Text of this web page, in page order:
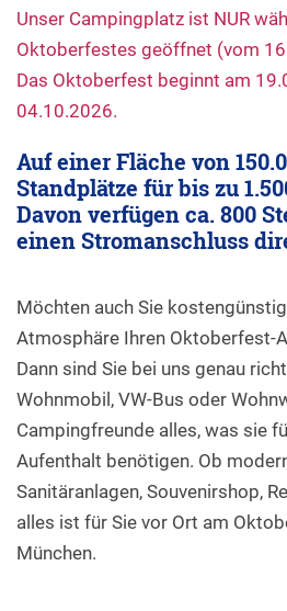
Unser Campingplatz ist NUR
Oktoberfestes geöffnet (vom
Das Oktoberfest beginnt am
04.10.2026.
Auf einer Fläche von
Standplätze für bis zu
Davon verfügen ca. 800
einen Stromanschluss
Möchten auch Sie
Atmosphäre Ihren Oktoberfest-
Dann sind Sie bei uns genau
Wohnmobil, VW-Bus oder
Campingfreunde alles, was sie
Aufenthalt benötigen. Ob
Sanitäranlagen, Souvenirshop,
alles ist für Sie vor Ort am
München.